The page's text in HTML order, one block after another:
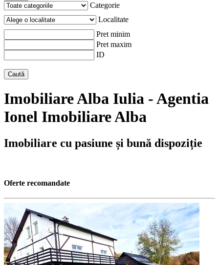
Categorie
Localitate
Pret minim
Pret maxim
ID
Caută
Imobiliare Alba Iulia - Agentia
Ionel Imobiliare Alba
Imobiliare cu pasiune și bună dispoziție
Oferte recomandate